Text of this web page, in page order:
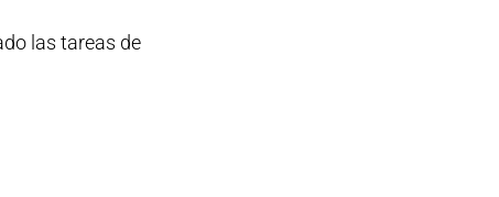
las tareas de